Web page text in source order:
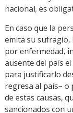
nacional, es
En caso que la
emita su sufragio,
por enfermedad,
ausente del país
para justificarlo
regresa al país– o
de estas causas,
sancionados con